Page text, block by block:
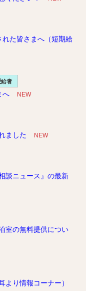
た皆さまへ（短期給
給者
へ NEW
ました NEW
談ニュース』の最新
室の無料提供につい
より情報コーナー）